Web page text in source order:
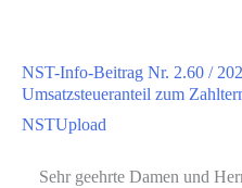
besonderer
2.61
Monatsabschluss
NST-Info-Beitrag Nr. 2.60 /
Umsatzsteueranteil zum
NSTUpload
Sehr geehrte Damen und